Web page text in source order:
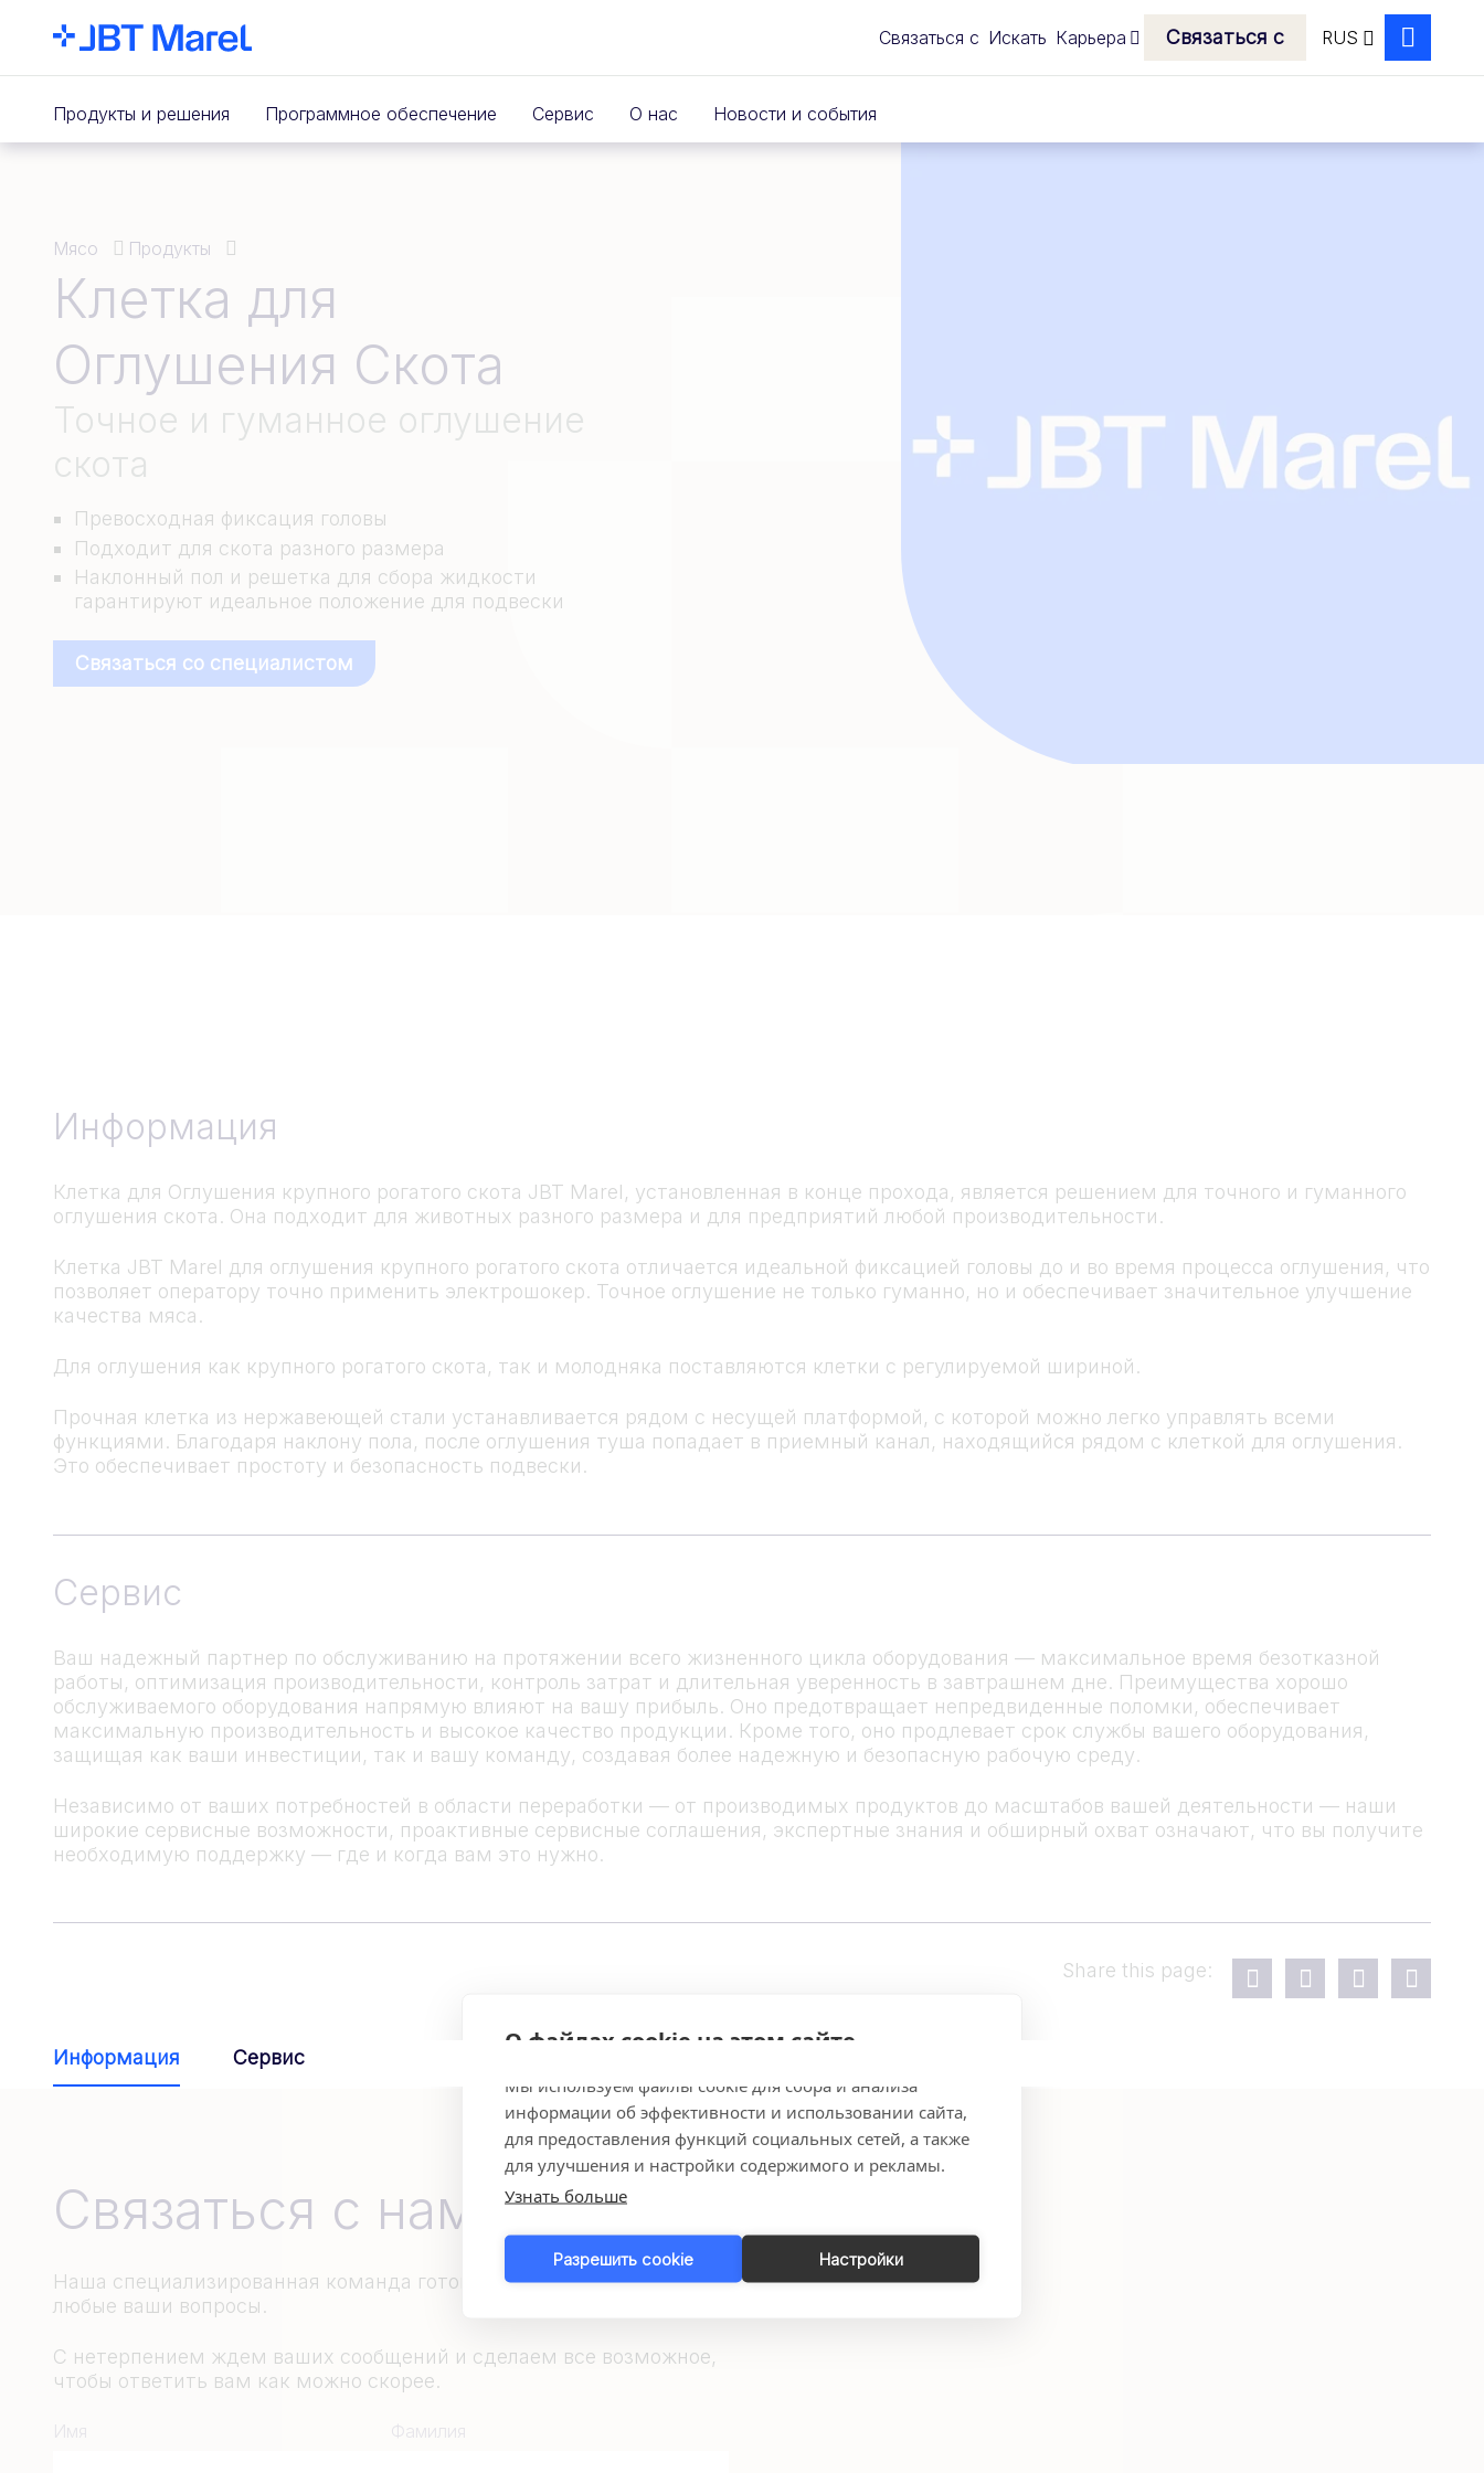
О файлах cookie на этом сайте
Мы используем файлы cookie для сбора и анализа
информации об эффективности и использовании сайта,
для предоставления функций социальных сетей, а также
для улучшения и настройки содержимого и рекламы.
Узнать больше
Разрешить cookie Настройки
Связаться с Искать Карьера Связаться с RUS
Search
Продукты и решения Программное обеспечение Сервис О нас Новости и события
Мясо Продукты
Клетка для
Оглушения Скота
Точное и гуманное оглушение
скота
Превосходная фиксация головы
Подходит для скота разного размера
Наклонный пол и решетка для сбора жидкости
гарантируют идеальное положение для подвески
Связаться со специалистом
Информация Сервис
Информация
Клетка для Оглушения крупного рогатого скота JBT Marel, установленная в конце прохода, является решением для точного и гуманного
оглушения скота. Она подходит для животных разного размера и для предприятий любой производительности.
Клетка JBT Marel для оглушения крупного рогатого скота отличается идеальной фиксацией головы до и во время процесса оглушения, что
позволяет оператору точно применить электрошокер. Точное оглушение не только гуманно, но и обеспечивает значительное улучшение
качества мяса.
Для оглушения как крупного рогатого скота, так и молодняка поставляются клетки с регулируемой шириной.
Прочная клетка из нержавеющей стали устанавливается рядом с несущей платформой, с которой можно легко управлять всеми
функциями. Благодаря наклону пола, после оглушения туша попадает в приемный канал, находящийся рядом с клеткой для оглушения.
Это обеспечивает простоту и безопасность подвески.
Сервис
Ваш надежный партнер по обслуживанию на протяжении всего жизненного цикла оборудования — максимальное время безотказной
работы, оптимизация производительности, контроль затрат и длительная уверенность в завтрашнем дне. Преимущества хорошо
обслуживаемого оборудования напрямую влияют на вашу прибыль. Оно предотвращает непредвиденные поломки, обеспечивает
максимальную производительность и высокое качество продукции. Кроме того, оно продлевает срок службы вашего оборудования,
защищая как ваши инвестиции, так и вашу команду, создавая более надежную и безопасную рабочую среду.
Независимо от ваших потребностей в области переработки — от производимых продуктов до масштабов вашей деятельности — наши
широкие сервисные возможности, проактивные сервисные соглашения, экспертные знания и обширный охват означают, что вы получите
необходимую поддержку — где и когда вам это нужно.
Share this page:
Связаться с нами
Наша специализированная команда готова помочь и ответить на
любые ваши вопросы.
С нетерпением ждем ваших сообщений и сделаем все возможное,
чтобы ответить вам как можно скорее.
Фамилия